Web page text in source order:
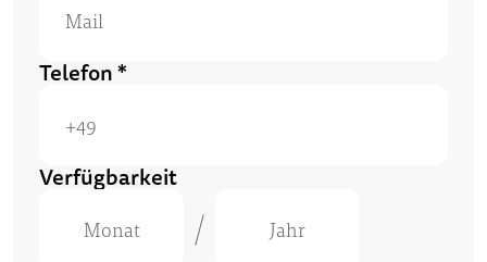
Telefon *
Verfügbarkeit
Monat Jahr